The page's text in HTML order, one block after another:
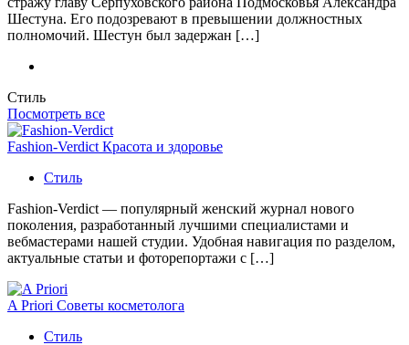
Шестуна. Его подозревают в превышении должностных
полномочий. Шестун был задержан […]
Стиль
Посмотреть все
Fashion-Verdict Красота и здоровье
Стиль
Fashion-Verdict — популярный женский журнал нового
поколения, разработанный лучшими специалистами и
вебмастерами нашей студии. Удобная навигация по разделом,
актуальные статьи и фоторепортажи с […]
A Priori Советы косметолога
Стиль